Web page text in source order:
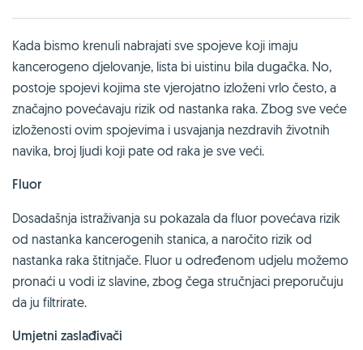
Kada bismo krenuli nabrajati sve spojeve koji imaju
kancerogeno djelovanje, lista bi uistinu bila dugačka. No,
postoje spojevi kojima ste vjerojatno izloženi vrlo često, a
značajno povećavaju rizik od nastanka raka. Zbog sve veće
izloženosti ovim spojevima i usvajanja nezdravih životnih
navika, broj ljudi koji pate od raka je sve veći.
Fluor
Dosadašnja istraživanja su pokazala da fluor povećava rizik
od nastanka kancerogenih stanica, a naročito rizik od
nastanka raka štitnjače. Fluor u određenom udjelu možemo
pronaći u vodi iz slavine, zbog čega stručnjaci preporučuju
da ju filtrirate.
Umjetni zaslađivači